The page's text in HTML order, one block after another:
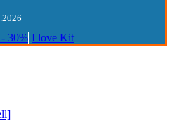
30% I love Kit